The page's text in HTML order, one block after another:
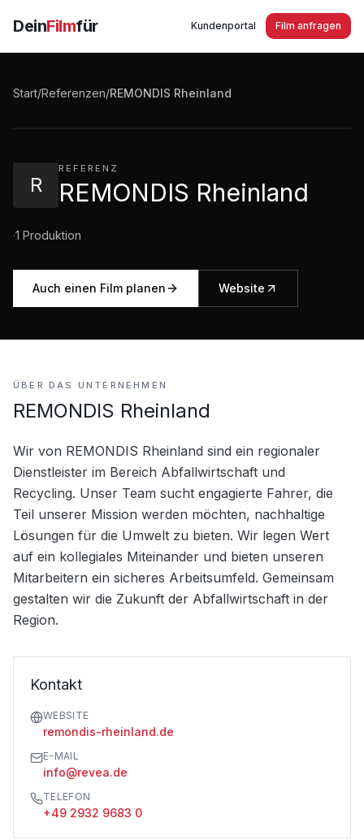
DeinFilmfür Kundenportal Film anfragen
Start/Referenzen/REMONDIS Rheinland
R
REFERENZ
REMONDIS Rheinland
·1 Produktion
Auch einen Film planen Website
Fahrer!
ÜBER DAS UNTERNEHMEN
REMONDIS Rheinland
Wir von REMONDIS Rheinland sind ein regionaler
Dienstleister im Bereich Abfallwirtschaft und
Recycling. Unser Team sucht engagierte Fahrer, die
Teil unserer Mission werden möchten, nachhaltige
Lösungen für die Umwelt zu bieten. Wir legen Wert
auf ein kollegiales Miteinander und bieten unseren
Mitarbeitern ein sicheres Arbeitsumfeld. Gemeinsam
gestalten wir die Zukunft der Abfallwirtschaft in der
Region.
Kontakt
WEBSITE
remondis-rheinland.de
E-MAIL
info@revea.de
TELEFON
+49 2932 9683 0